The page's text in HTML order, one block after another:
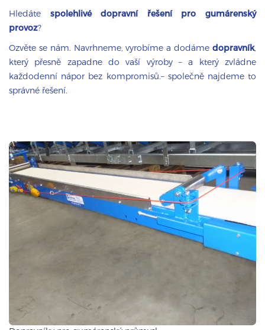
Hledáte spolehlivé dopravní řešení pro gumárenský
provoz?
Ozvěte se nám. Navrhneme, vyrobíme a dodáme dopravník,
který přesně zapadne do vaší výroby – a který zvládne
každodenní nápor bez kompromisů.– společně najdeme to
správné řešení.